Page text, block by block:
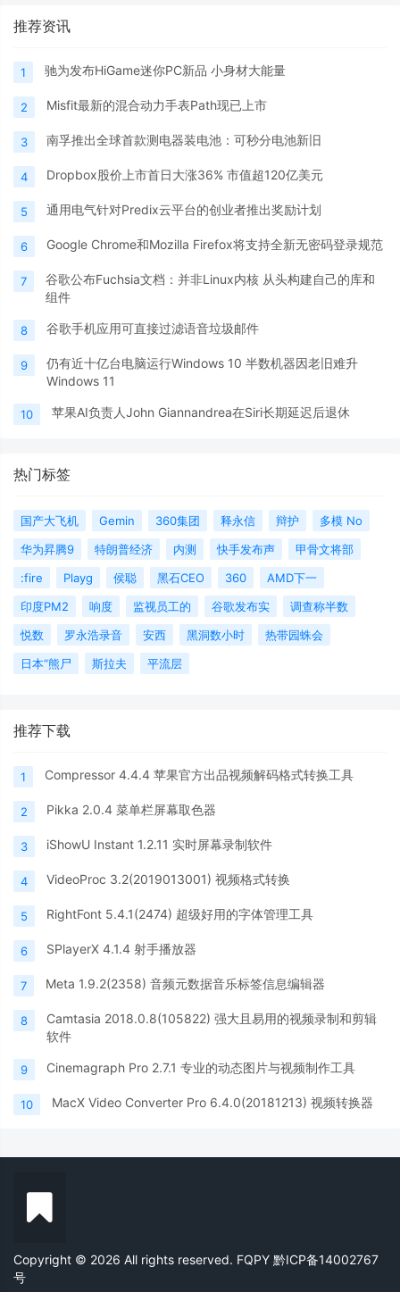
推荐资讯
1 驰为发布HiGame迷你PC新品 小身材大能量
2 Misfit最新的混合动力手表Path现已上市
3 南孚推出全球首款测电器装电池：可秒分电池新旧
4 Dropbox股价上市首日大涨36% 市值超120亿美元
5 通用电气针对Predix云平台的创业者推出奖励计划
6 Google Chrome和Mozilla Firefox将支持全新无密码登录规范
7
谷歌公布Fuchsia文档：并非Linux内核 从头构建自己的库和
组件
8 谷歌手机应用可直接过滤语音垃圾邮件
9
仍有近十亿台电脑运行Windows 10 半数机器因老旧难升
Windows 11
10 苹果AI负责人John Giannandrea在Siri长期延迟后退休
热门标签
国产大飞机 Gemin 360集团 释永信 辩护
多模 No
华为昇腾9
特朗普经济 内测 快手发布声
甲骨文将部
:fire
Playg 侯聪 黑石CEO 360
AMD下一
印度PM2
响度 监视员工的 谷歌发布实
调查称半数
悦数
罗永浩录音 安西 黑洞数小时
热带园蛛会
日本“熊尸
斯拉夫 平流层
推荐下载
1 Compressor 4.4.4 苹果官方出品视频解码格式转换工具
2 Pikka 2.0.4 菜单栏屏幕取色器
3 iShowU Instant 1.2.11 实时屏幕录制软件
4 VideoProc 3.2(2019013001) 视频格式转换
5 RightFont 5.4.1(2474) 超级好用的字体管理工具
6 SPlayerX 4.1.4 射手播放器
7 Meta 1.9.2(2358) 音频元数据音乐标签信息编辑器
8
Camtasia 2018.0.8(105822) 强大且易用的视频录制和剪辑
软件
9 Cinemagraph Pro 2.7.1 专业的动态图片与视频制作工具
10 MacX Video Converter Pro 6.4.0(20181213) 视频转换器
Copyright © 2026 All rights reserved. FQPY 黔ICP备14002767
号